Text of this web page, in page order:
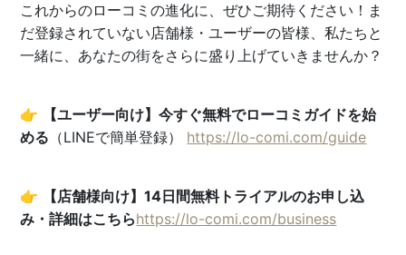
これからのローコミの進化に、ぜひご期待ください！ま
だ登録されていない店舗様・ユーザーの皆様、私たちと
一緒に、あなたの街をさらに盛り上げていきませんか？
👉
【ユーザー向け】今すぐ無料でローコミガイドを始
める （LINEで簡単登録） https://lo-comi.com/guide
👉
【店舗様向け】14日間無料トライアルのお申し込
み・詳細はこちらhttps://lo-comi.com/business